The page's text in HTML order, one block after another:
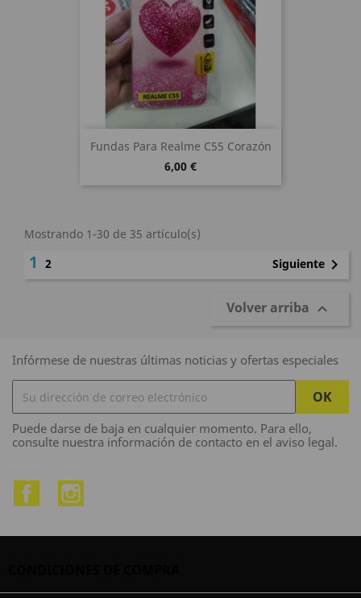
Fundas Para Realme C55 Corazón
6,00 €
Mostrando 1-30 de 35 artículo(s)
1 2 Siguiente 
Volver arriba 
Infórmese de nuestras últimas noticias y ofertas especiales
Puede darse de baja en cualquier momento. Para ello,
consulte nuestra información de contacto en el aviso legal.
Facebook